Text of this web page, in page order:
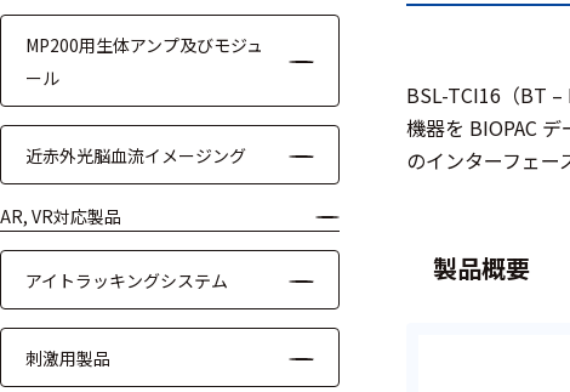
システム・周辺
構成
装置本体
デバイス
テム
MP200用生体アンプ及びモジュ
ール
近赤外光脳血流イメージング
AR, VR対応製品
アイトラッキングシステム
刺激用製品
BSL-TCI16（BT
機器を BIOPAC
のインターフェー
製品概要